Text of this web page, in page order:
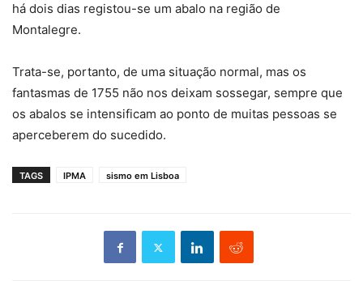
há dois dias registou-se um abalo na região de
Montalegre.
Trata-se, portanto, de uma situação normal, mas os
fantasmas de 1755 não nos deixam sossegar, sempre que
os abalos se intensificam ao ponto de muitas pessoas se
aperceberem do sucedido.
TAGS IPMA sismo em Lisboa